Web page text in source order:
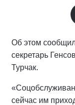
Об этом
секретарь
Турчак.
сейчас им